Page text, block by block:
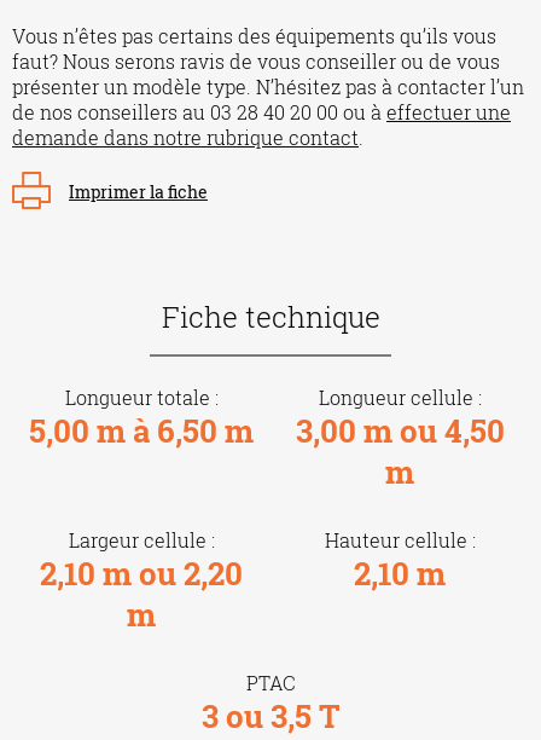
Vous n’êtes pas certains des équipements qu’ils vous
faut? Nous serons ravis de vous conseiller ou de vous
présenter un modèle type. N’hésitez pas à contacter l’un
de nos conseillers au 03 28 40 20 00 ou à effectuer une
demande dans notre rubrique contact
Imprimer la fiche
Fiche technique
Longueur totale :
5,00 m à 6,50 m
Longueur cellule :
3,00 m ou 4,50
m
Largeur cellule :
2,10 m ou 2,20
m
Hauteur cellule :
2,10 m
PTAC
3 ou 3,5 T